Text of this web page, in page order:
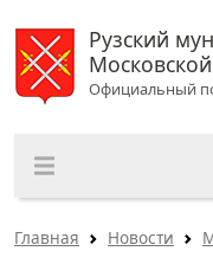
Рузский
Официальный
Главная Новости